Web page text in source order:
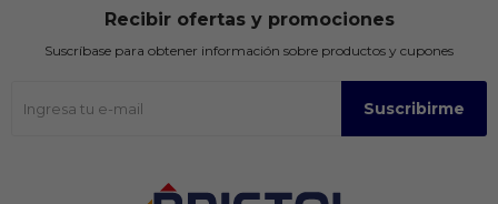
Recibir ofertas y promociones
Suscríbase para obtener información sobre productos y cupones
Suscribirme